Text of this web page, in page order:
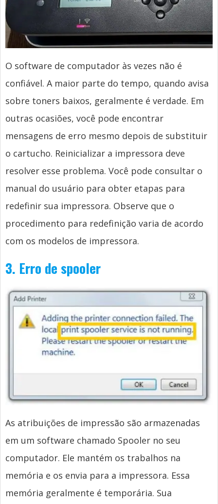
O software de computador às vezes não é
confiável. A maior parte do tempo, quando avisa
sobre toners baixos, geralmente é verdade. Em
outras ocasiões, você pode encontrar
mensagens de erro mesmo depois de substituir
o cartucho. Reinicializar a impressora deve
resolver esse problema. Você pode consultar o
manual do usuário para obter etapas para
redefinir sua impressora. Observe que o
procedimento para redefinição varia de acordo
com os modelos de impressora.
3. Erro de spooler
As atribuições de impressão são armazenadas
em um software chamado Spooler no seu
computador. Ele mantém os trabalhos na
memória e os envia para a impressora. Essa
memória geralmente é temporária. Sua